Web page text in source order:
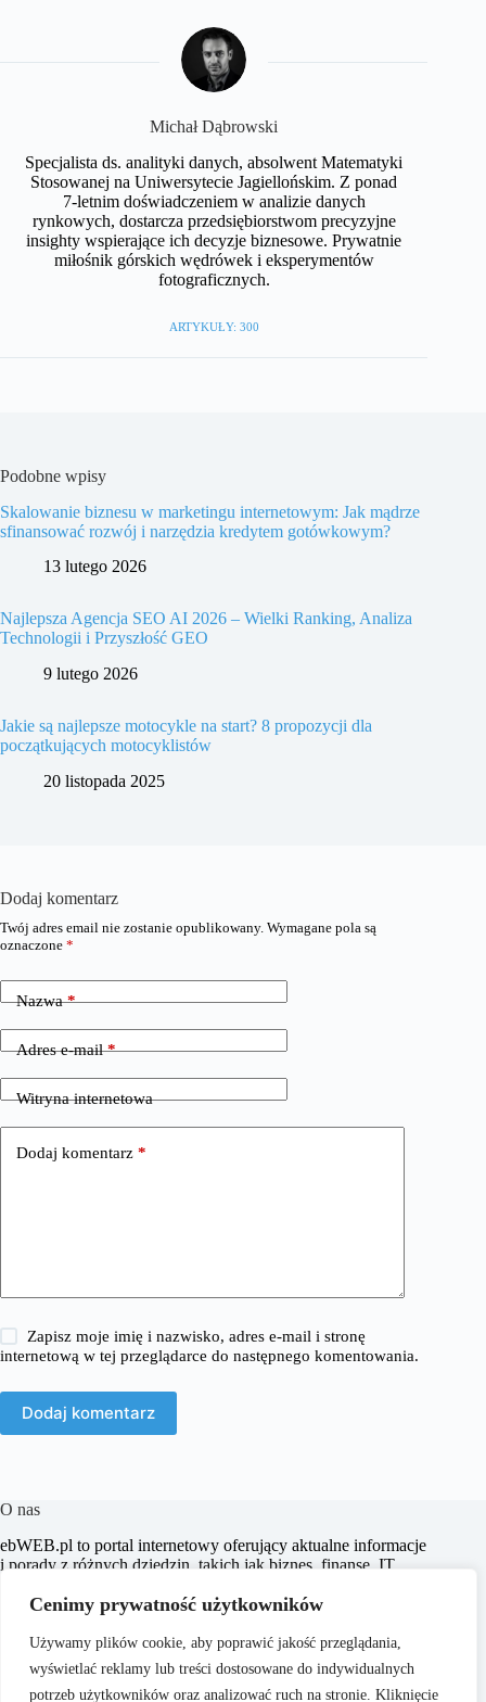
Cenimy prywatność użytkowników
Używamy plików cookie, aby poprawić jakość przeglądania,
wyświetlać reklamy lub treści dostosowane do indywidualnych
potrzeb użytkowników oraz analizować ruch na stronie. Kliknięcie
Michał Dąbrowski
Specjalista ds. analityki danych, absolwent Matematyki
Stosowanej na Uniwersytecie Jagiellońskim. Z ponad
7-letnim doświadczeniem w analizie danych
rynkowych, dostarcza przedsiębiorstwom precyzyjne
insighty wspierające ich decyzje biznesowe. Prywatnie
miłośnik górskich wędrówek i eksperymentów
fotograficznych.
ARTYKUŁY: 300
Podobne wpisy
Skalowanie biznesu w marketingu internetowym: Jak mądrze
sfinansować rozwój i narzędzia kredytem gotówkowym?
13 lutego 2026
Najlepsza Agencja SEO AI 2026 – Wielki Ranking, Analiza
Technologii i Przyszłość GEO
9 lutego 2026
Jakie są najlepsze motocykle na start? 8 propozycji dla
początkujących motocyklistów
20 listopada 2025
Dodaj komentarz
Twój adres email nie zostanie opublikowany. Wymagane pola są
oznaczone *
Nazwa*
Adres e-mail*
Witryna internetowa
Dodaj komentarz *
Zapisz moje imię i nazwisko, adres e-mail i stronę
internetową w tej przeglądarce do następnego komentowania.
Dodaj komentarz
O nas
​ebWEB.pl to portal internetowy oferujący aktualne informacje
i porady z różnych dziedzin, takich jak biznes, finanse, IT,
dostarczanie rzetelnych i inspirujących treści, które wspierają
poszerzają ich horyzonty.